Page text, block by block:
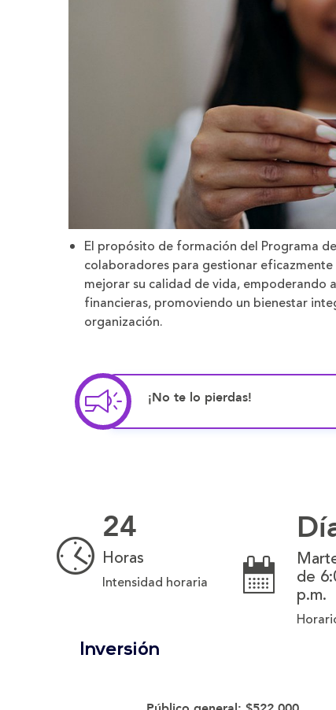
El propósito de formación del Programa
colaboradores para gestionar
mejorar su calidad de vida, empoderando
financieras, promoviendo un bienestar
organización.
¡No te lo pierdas!
24
Horas
Intensidad horaria de
p.m.
Inversión